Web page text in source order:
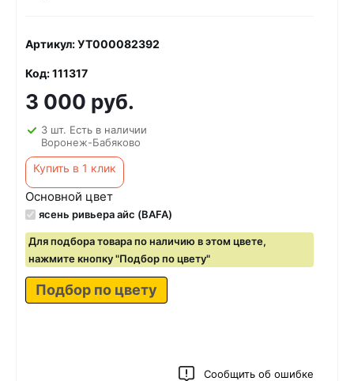
Артикул: УТ000082392
Код: 111317
3 000 руб.
3 шт. Есть в наличии
Воронеж-Бабяково
Купить в 1 клик
Основной цвет
ясень ривьера айс (BAFA)
Для подбора товара по наличию в этом цвете,
нажмите кнопку "Подбор по цвету"
Подбор по цвету
Сообщить об ошибке